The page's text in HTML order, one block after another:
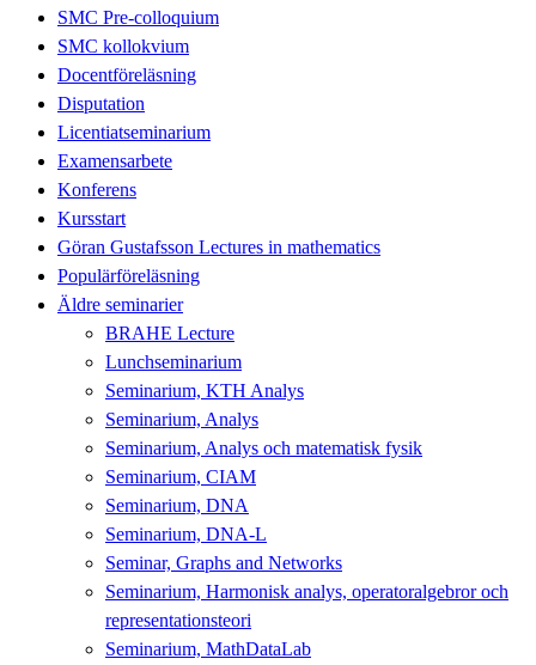
SMC Pre-colloquium
SMC kollokvium
Docentföreläsning
Disputation
Licentiatseminarium
Examensarbete
Konferens
Kursstart
Göran Gustafsson Lectures in mathematics
Populärföreläsning
Äldre seminarier
BRAHE Lecture
Lunchseminarium
Seminarium, KTH Analys
Seminarium, Analys
Seminarium, Analys och matematisk fysik
Seminarium, CIAM
Seminarium, DNA
Seminarium, DNA-L
Seminar, Graphs and Networks
Seminarium, Harmonisk analys, operatoralgebror och
representationsteori
Seminarium, MathDataLab